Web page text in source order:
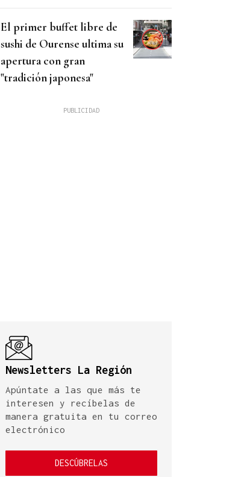
El primer buffet libre de
sushi de Ourense ultima su
apertura con gran
"tradición japonesa"
Newsletters La Región
Apúntate a las que más te
interesen y recíbelas de
manera gratuita en tu correo
electrónico
DESCÚBRELAS